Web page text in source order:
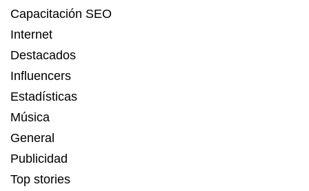
Capacitación SEO
Internet
Destacados
Influencers
Estadísticas
Música
General
Publicidad
Top stories